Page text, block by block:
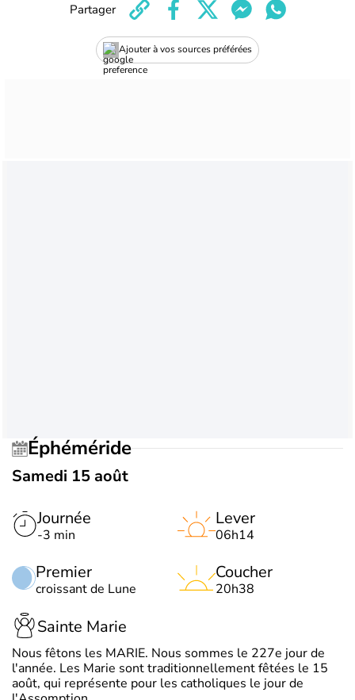
Ajouter à vos sources préférées
Partager
Éphéméride
Samedi 15 août
Journée
-3 min
Premier
croissant de Lune
Lever
06h14
Coucher
20h38
Sainte Marie
Nous fêtons les MARIE. Nous sommes le 227e jour de
l'année. Les Marie sont traditionnellement fêtées le 15
août, qui représente pour les catholiques le jour de